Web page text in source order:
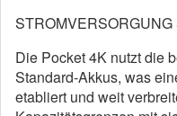
Die Pocket 4K nutzt die
Standard-Akkus, was
etabliert und weit